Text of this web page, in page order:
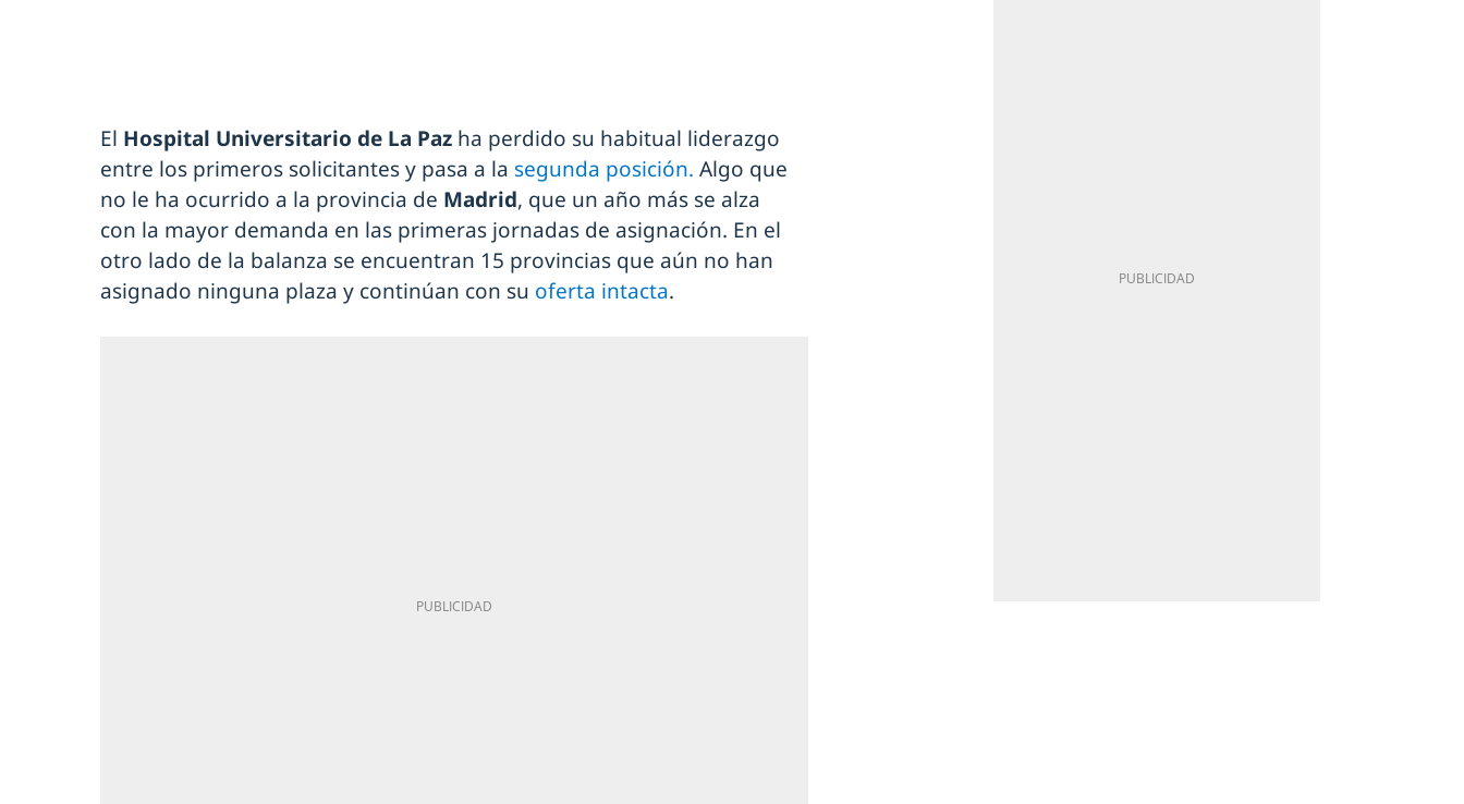
El Hospital Universitario de La Paz ha perdido su habitual liderazgo
entre los primeros solicitantes y pasa a la segunda posición. Algo que
no le ha ocurrido a la provincia de Madrid, que un año más se alza
con la mayor demanda en las primeras jornadas de asignación. En el
otro lado de la balanza se encuentran 15 provincias que aún no han
asignado ninguna plaza y continúan con su oferta intacta.